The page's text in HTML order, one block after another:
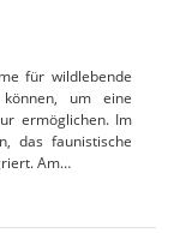
für wildlebende
um eine
ermöglichen. Im
das faunistische
Am…